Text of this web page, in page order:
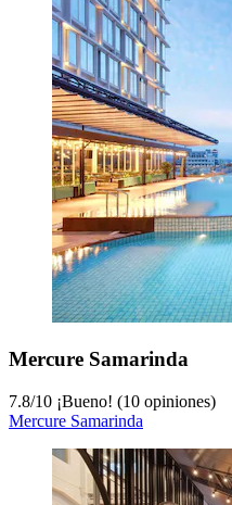
Mercure Samarinda
7.8/10 ¡Bueno! (10 opiniones)
Mercure Samarinda